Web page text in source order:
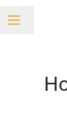
KARRIEREMENÜ
Seite teilen